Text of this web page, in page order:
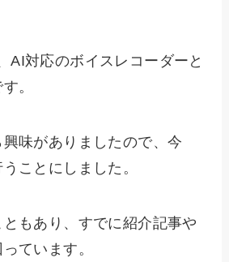
AI対応のボイスレコーダーと
。
味がありましたので、今
ことにしました。
もあり、すでに紹介記事や
ています。